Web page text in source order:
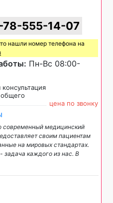
555-14-07
нашли номер телефона на
Пн-Вс 08:00-
цена по звонку
современный медицинский
своим пациентам
на мировых стандартах.
каждого из нас. В